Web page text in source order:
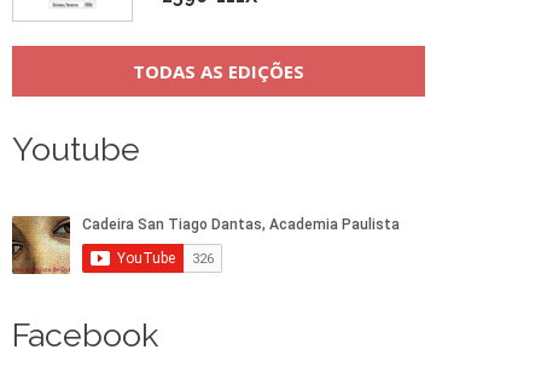
TODAS AS EDIÇÕES
Youtube
Facebook